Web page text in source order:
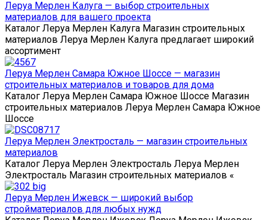
Леруа Мерлен Калуга — выбор строительных
материалов для вашего проекта
Каталог Леруа Мерлен Калуга Магазин строительных
материалов Леруа Мерлен Калуга предлагает широкий
ассортимент
Леруа Мерлен Самара Южное Шоссе — магазин
строительных материалов и товаров для дома
Каталог Леруа Мерлен Самара Южное Шоссе Магазин
строительных материалов Леруа Мерлен Самара Южное
Шоссе
Леруа Мерлен Электросталь — магазин строительных
материалов
Каталог Леруа Мерлен Электросталь Леруа Мерлен
Электросталь Магазин строительных материалов «
Леруа Мерлен Ижевск — широкий выбор
стройматериалов для любых нужд